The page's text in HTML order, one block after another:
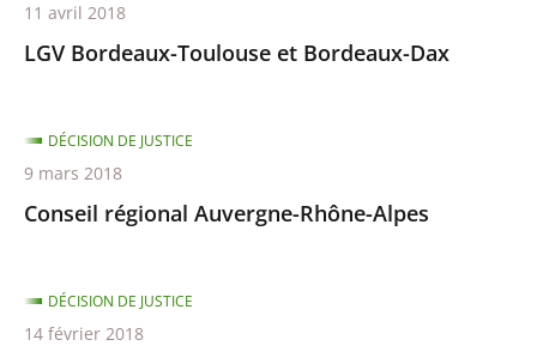
LGV Bordeaux-Toulouse et Bordeaux-Dax
11 avril 2018
Conseil régional Auvergne-Rhône-Alpes
DÉCISION DE JUSTICE
9 mars 2018
DÉCISION DE JUSTICE
14 février 2018